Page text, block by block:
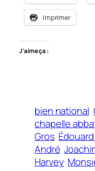
Imprimer
J’aime ça :
bien national
chapelle
Gros
André
Harvey